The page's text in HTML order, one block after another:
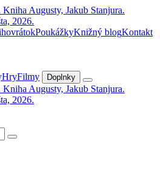
PoukážkyKnižný blogKontakt
HryFilmy Doplnky